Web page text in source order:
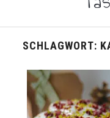
SCHLAGWORT: